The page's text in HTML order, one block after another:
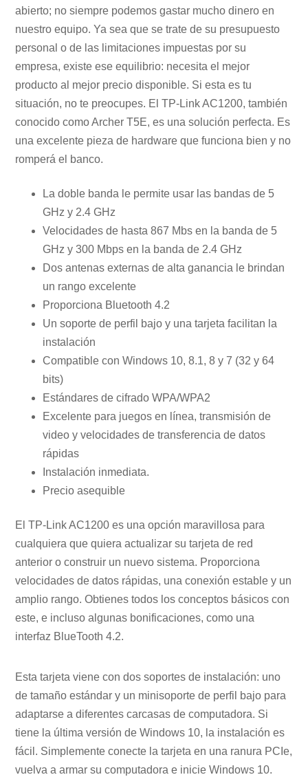
abierto; no siempre podemos gastar mucho dinero en
nuestro equipo. Ya sea que se trate de su presupuesto
personal o de las limitaciones impuestas por su
empresa, existe ese equilibrio: necesita el mejor
producto al mejor precio disponible. Si esta es tu
situación, no te preocupes. El TP-Link AC1200, también
conocido como Archer T5E, es una solución perfecta. Es
una excelente pieza de hardware que funciona bien y no
romperá el banco.
La doble banda le permite usar las bandas de 5
GHz y 2.4 GHz
Velocidades de hasta 867 Mbs en la banda de 5
GHz y 300 Mbps en la banda de 2.4 GHz
Dos antenas externas de alta ganancia le brindan
un rango excelente
Proporciona Bluetooth 4.2
Un soporte de perfil bajo y una tarjeta facilitan la
instalación
Compatible con Windows 10, 8.1, 8 y 7 (32 y 64
bits)
Estándares de cifrado WPA/WPA2
Excelente para juegos en línea, transmisión de
video y velocidades de transferencia de datos
rápidas
Instalación inmediata.
Precio asequible
El TP-Link AC1200 es una opción maravillosa para
cualquiera que quiera actualizar su tarjeta de red
anterior o construir un nuevo sistema. Proporciona
velocidades de datos rápidas, una conexión estable y un
amplio rango. Obtienes todos los conceptos básicos con
este, e incluso algunas bonificaciones, como una
interfaz BlueTooth 4.2.
Esta tarjeta viene con dos soportes de instalación: uno
de tamaño estándar y un minisoporte de perfil bajo para
adaptarse a diferentes carcasas de computadora. Si
tiene la última versión de Windows 10, la instalación es
fácil. Simplemente conecte la tarjeta en una ranura PCIe,
vuelva a armar su computadora e inicie Windows 10.